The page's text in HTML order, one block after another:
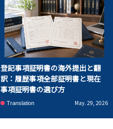
登記事項証明書の海外提出と翻
訳：履歴事項全部証明書と現在
事項証明書の選び方
Translation May. 29, 2026